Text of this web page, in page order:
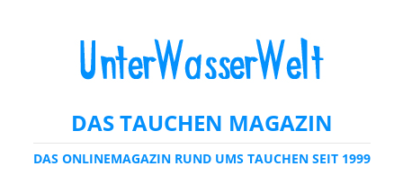
DAS TAUCHEN MAGAZIN
DAS ONLINEMAGAZIN RUND UMS TAUCHEN SEIT 1999